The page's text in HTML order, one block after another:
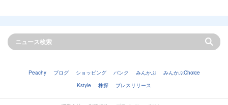
Peachy ブログ ショッピング バンク みんかぶ
みんかぶChoice
Kstyle
株探 プレスリリース